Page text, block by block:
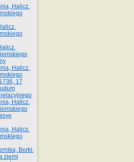
Halicz.
Halicz.
17
Halicz.
Halicz.
Borki.
ziemi